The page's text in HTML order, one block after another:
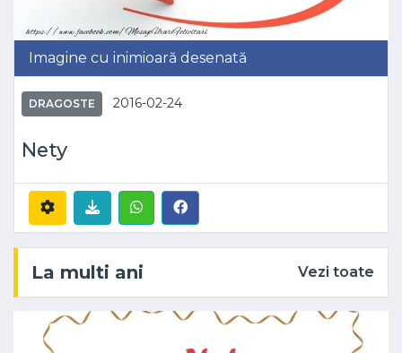
Imagine cu inimioară desenată
DRAGOSTE 2016-02-24
Nety
La multi ani Vezi toate